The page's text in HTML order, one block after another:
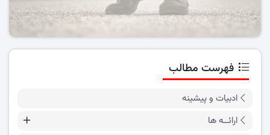
فهرست مطالب
ادبیات و پیشینه
ارائــه ها